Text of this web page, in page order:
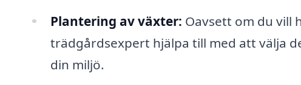
Plantering av växter: Oavsett om du vill
trädgårdsexpert hjälpa till med att välja
din miljö.